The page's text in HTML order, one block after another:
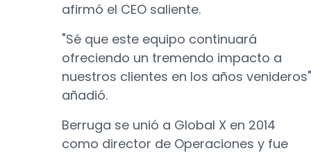
afirmó el CEO saliente.
"Sé que este equipo continuará
ofreciendo un tremendo impacto a
nuestros clientes en los años
añadió.
Berruga se unió a Global X en 2014
como director de Operaciones y fue